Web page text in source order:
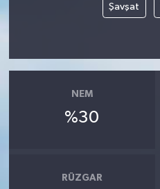
Şavşat
NEM
%30
RÜZGAR